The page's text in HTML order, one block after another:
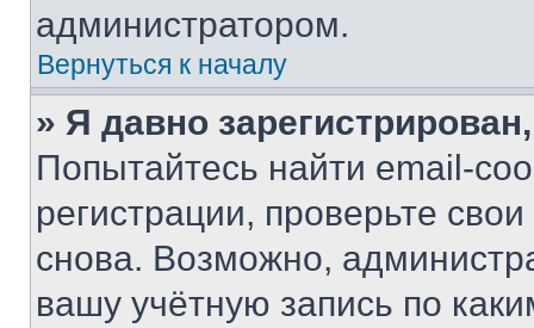
администратором.
Вернуться к началу
» Я давно
Попытайтесь найти email-
регистрации, проверьте
снова. Возможно,
вашу учётную запись по